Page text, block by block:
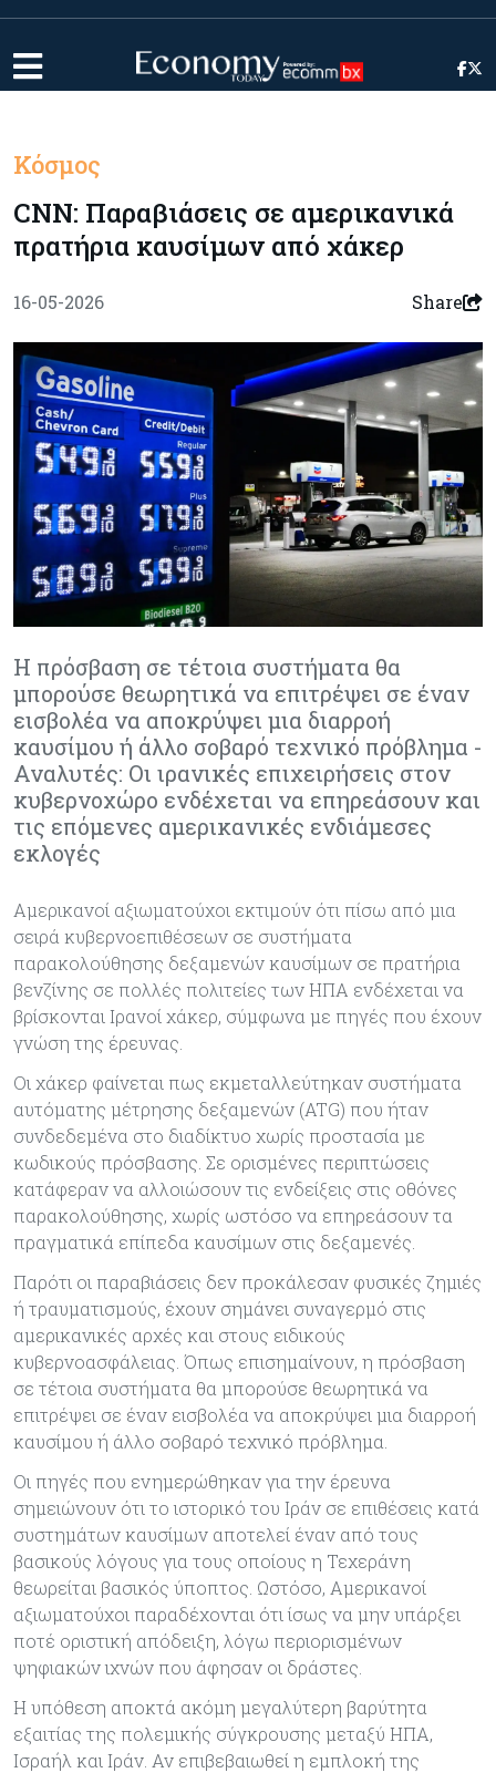
Κόσμος
CNN: Παραβιάσεις σε αμερικανικά
πρατήρια καυσίμων από χάκερ
16-05-2026 Share
Η πρόσβαση σε τέτοια συστήματα θα
μπορούσε θεωρητικά να επιτρέψει σε έναν
εισβολέα να αποκρύψει μια διαρροή
καυσίμου ή άλλο σοβαρό τεχνικό πρόβλημα -
Αναλυτές: Οι ιρανικές επιχειρήσεις στον
κυβερνοχώρο ενδέχεται να επηρεάσουν και
τις επόμενες αμερικανικές ενδιάμεσες
εκλογές
Αμερικανοί αξιωματούχοι εκτιμούν ότι πίσω από μια
σειρά κυβερνοεπιθέσεων σε συστήματα
παρακολούθησης δεξαμενών καυσίμων σε πρατήρια
βενζίνης σε πολλές πολιτείες των ΗΠΑ ενδέχεται να
βρίσκονται Ιρανοί χάκερ, σύμφωνα με πηγές που έχουν
γνώση της έρευνας.
Οι χάκερ φαίνεται πως εκμεταλλεύτηκαν συστήματα
αυτόματης μέτρησης δεξαμενών (ATG) που ήταν
συνδεδεμένα στο διαδίκτυο χωρίς προστασία με
κωδικούς πρόσβασης. Σε ορισμένες περιπτώσεις
κατάφεραν να αλλοιώσουν τις ενδείξεις στις οθόνες
παρακολούθησης, χωρίς ωστόσο να επηρεάσουν τα
πραγματικά επίπεδα καυσίμων στις δεξαμενές.
Παρότι οι παραβιάσεις δεν προκάλεσαν φυσικές ζημιές
ή τραυματισμούς, έχουν σημάνει συναγερμό στις
αμερικανικές αρχές και στους ειδικούς
κυβερνοασφάλειας. Όπως επισημαίνουν, η πρόσβαση
σε τέτοια συστήματα θα μπορούσε θεωρητικά να
επιτρέψει σε έναν εισβολέα να αποκρύψει μια διαρροή
καυσίμου ή άλλο σοβαρό τεχνικό πρόβλημα.
Οι πηγές που ενημερώθηκαν για την έρευνα
σημειώνουν ότι το ιστορικό του Ιράν σε επιθέσεις κατά
συστημάτων καυσίμων αποτελεί έναν από τους
βασικούς λόγους για τους οποίους η Τεχεράνη
θεωρείται βασικός ύποπτος. Ωστόσο, Αμερικανοί
αξιωματούχοι παραδέχονται ότι ίσως να μην υπάρξει
ποτέ οριστική απόδειξη, λόγω περιορισμένων
ψηφιακών ιχνών που άφησαν οι δράστες.
Η υπόθεση αποκτά ακόμη μεγαλύτερη βαρύτητα
εξαιτίας της πολεμικής σύγκρουσης μεταξύ ΗΠΑ,
Ισραήλ και Ιράν. Αν επιβεβαιωθεί η εμπλοκή της